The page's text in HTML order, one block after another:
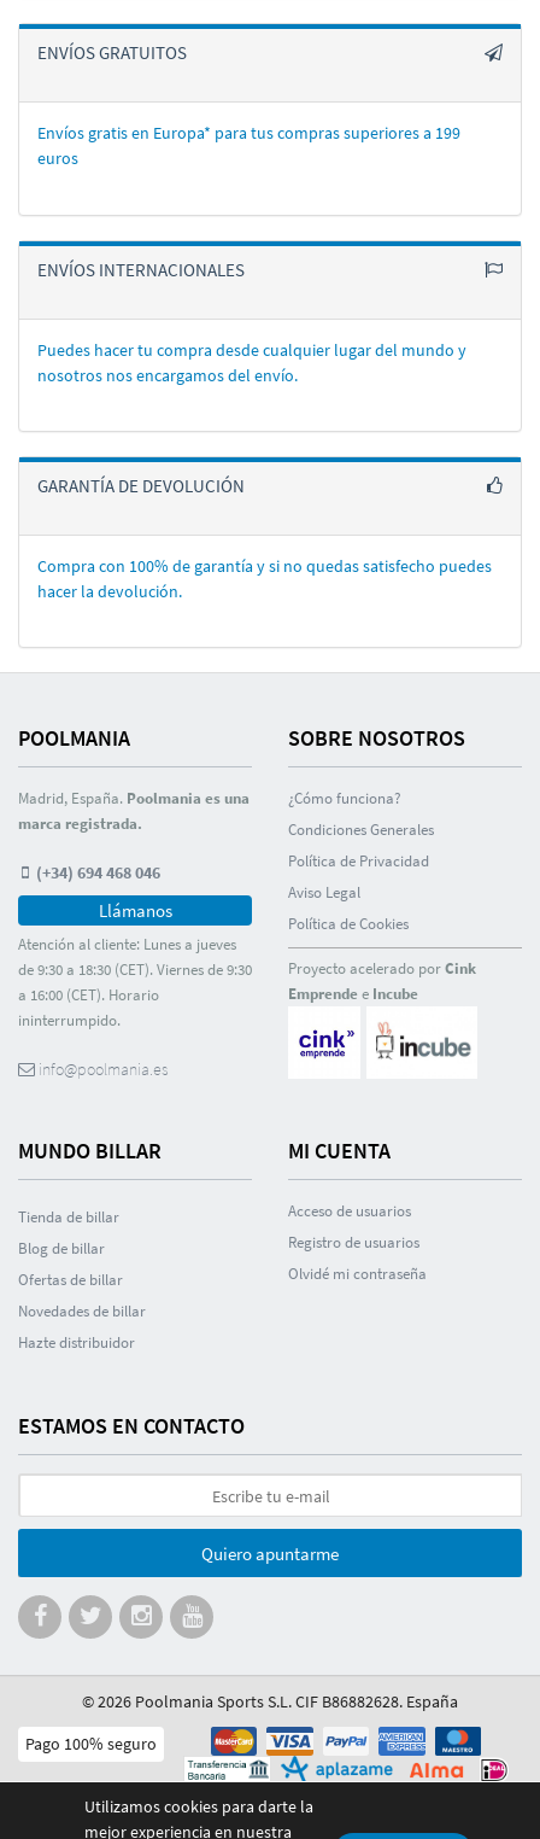
ENVÍOS GRATUITOS
Envíos gratis en Europa* para tus compras superiores a 199
euros
ENVÍOS INTERNACIONALES
Puedes hacer tu compra desde cualquier lugar del mundo y
nosotros nos encargamos del enví­o.
GARANTÍA DE DEVOLUCIÓN
Compra con 100% de garantí­a y si no quedas satisfecho puedes
hacer la devolución.
POOLMANIA
Madrid, España. Poolmania es una
marca registrada.
(+34) 694 468 046
Llámanos
Atención al cliente: Lunes a jueves
de 9:30 a 18:30 (CET). Viernes de 9:30
a 16:00 (CET). Horario
ininterrumpido.
info@poolmania.es
SOBRE NOSOTROS
¿Cómo funciona?
Condiciones Generales
Polí­tica de Privacidad
Aviso Legal
Polí­tica de Cookies
Proyecto acelerado porCink
Emprendee Incube
MUNDO BILLAR
Tienda de billar
Blog de billar
Ofertas de billar
Novedades de billar
Hazte distribuidor
MI CUENTA
Acceso de usuarios
Registro de usuarios
Olvidé mi contraseña
ESTAMOS EN CONTACTO
Quiero apuntarme
© 2026 Poolmania Sports S.L. CIF B86882628. España
Pago 100% seguro
Utilizamos cookies para darte la
mejor experiencia en nuestra